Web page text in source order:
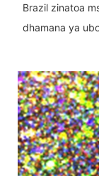
Brazil zinatoa
dhamana ya